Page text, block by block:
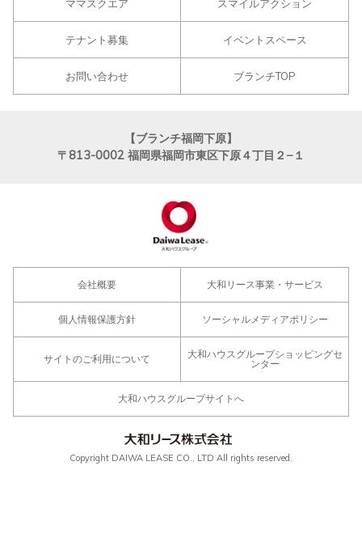
ママスクエア スマイルアクション
テナント募集 イベントスペース
お問い合わせ ブランチTOP
【ブランチ福岡下原】
〒813-0002 福岡県福岡市東区下原４丁目２−１
会社概要 大和リース事業・サービス
個人情報保護方針 ソーシャルメディアポリシー
サイトのご利用について
大和ハウスグループショッピングセ
ンター
大和ハウスグループサイトへ
Copyright DAIWA LEASE CO., LTD All rights reserved.